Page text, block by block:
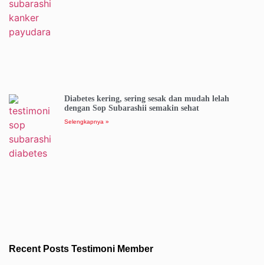
Diabetes kering, sering sesak dan mudah lelah
dengan Sop Subarashii semakin sehat
Selengkapnya »
Recent Posts Testimoni Member